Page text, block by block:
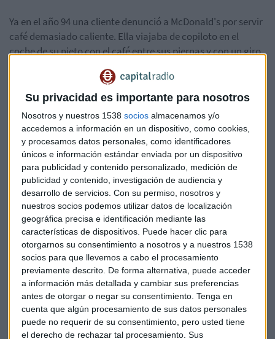
Su privacidad es importante para nosotros
Nosotros y nuestros 1538 socios almacenamos y/o
accedemos a información en un dispositivo, como cookies,
y procesamos datos personales, como identificadores
únicos e información estándar enviada por un dispositivo
para publicidad y contenido personalizado, medición de
publicidad y contenido, investigación de audiencia y
desarrollo de servicios. Con su permiso, nosotros y
nuestros socios podemos utilizar datos de localización
geográfica precisa e identificación mediante las
características de dispositivos. Puede hacer clic para
otorgarnos su consentimiento a nosotros y a nuestros 1538
socios para que llevemos a cabo el procesamiento
previamente descrito. De forma alternativa, puede acceder
a información más detallada y cambiar sus preferencias
antes de otorgar o negar su consentimiento. Tenga en
cuenta que algún procesamiento de sus datos personales
puede no requerir de su consentimiento, pero usted tiene
el derecho de rechazar tal procesamiento. Sus
Ya en el año 94 una cliente denunció a McDonald's por servir
café demasiado caliente. Ella viajaba de copiloto en el
coche de su nieto con el café entre sus piernas y con un giro
brusco de volante el líquido se le derramó sobre su vestido y
le produjo quemaduras de tercer grado en los muslos. Tras
varias negociaciones, el caso pasó a juicio y al final
McDonald's tuvo que pagar 600.000 dólares por daños
punitivos y compensatorios.
Son muchas las cadenas que advierten en sus vasos de que
el café que contienen puede estar demasiado caliente. Esto
no tiene su origen en el caso McDonald's, sino mucho antes.
Ya desde los años 60 el café que se servía en las aerolíneas
era tan caliente que los clientes se quemaban y se quejaban
por ello. Sin embargo, si miramos al otro extremo, las
bebidas demasiado frías también afectan al consumidor, ya
que pueden llegar a producir fuertes dolores de cabeza, y
aun así no hay advertencias al respecto. ¿Podría por
ejemplo una cadena como Starbucks recibir una denuncia
porque la cantidad de hielo que sirve enfría demasiado la
bebida?